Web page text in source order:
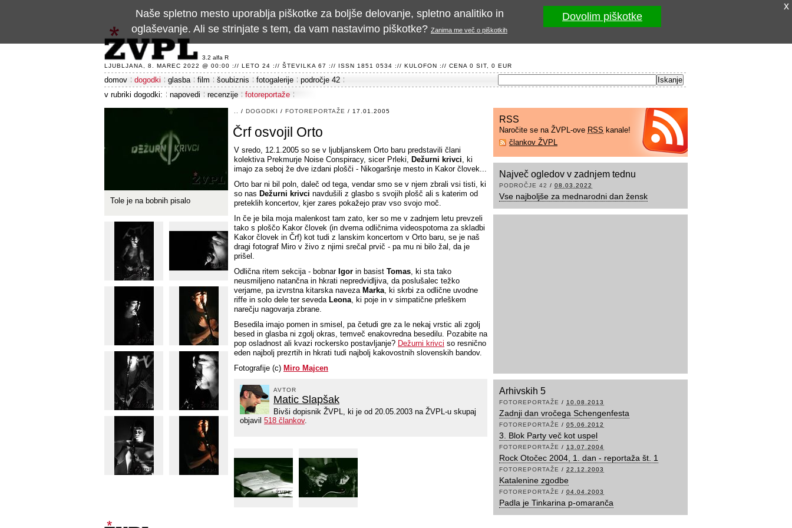
3.2 alfa R
LJUBLJANA, 8. MAREC 2022 @ 00:00 :// LETO 24 :// ŠTEVILKA 67 :// ISSN 1851 0534 :// KULOFON :// CENA 0 SIT, 0 EUR
domov dogodki glasba film šoubiznis fotogalerije
področje 42
v rubriki dogodki:
napovedi recenzije fotoreportaže
/ DOGODKI / FOTOREPORTAŽE / 17.01.2005
Črf osvojil Orto
V sredo, 12.1.2005 so se v ljubljanskem Orto baru predstavili člani
kolektiva Prekmurje Noise Conspiracy, sicer Prleki, Dežurni krivci, ki
imajo za seboj že dve izdani plošči - Nikogaršnje mesto in Kakor človek...
Orto bar ni bil poln, daleč od tega, vendar smo se v njem zbrali vsi tisti, ki
so nas Dežurni krivci navdušili z glasbo s svojih plošč ali s katerim od
preteklih koncertov, kjer zares pokažejo prav vso svojo moč.
In če je bila moja malenkost tam zato, ker so me v zadnjem letu prevzeli
tako s ploščo Kakor človek (in dvema odličnima videospotoma za skladbi
Kakor človek in Črf) kot tudi z lanskim koncertom v Orto baru, se je naš
dragi fotograf Miro v živo z njimi srečal prvič - pa mu ni bilo žal, da je
prišel.
Odlična ritem sekcija - bobnar Igor in basist Tomas, ki sta tako
neusmiljeno natančna in hkrati nepredvidljiva, da poslušalec težko
verjame, pa izvrstna kitarska naveza Marka, ki skrbi za odlične uvodne
riffe in solo dele ter seveda Leona, ki poje in v simpatične prleškem
narečju nagovarja zbrane.
Besedila imajo pomen in smisel, pa četudi gre za le nekaj vrstic ali zgolj
besed in glasba ni zgolj okras, temveč enakovredna besedilu. Pozabite na
pop osladnost ali kvazi rockersko postavljanje? Dežurni krivci so resnično
eden najbolj prezrtih in hkrati tudi najbolj kakovostnih slovenskih bandov.
Fotografije (c) Miro Majcen
AVTOR
Matic Slapšak
Bivši dopisnik ŽVPL, ki je od 20.05.2003 na ŽVPL-u skupaj
objavil 518 člankov.
Tole je na bobnih pisalo
RSS
Naročite se na ŽVPL-ove RSS kanale!
člankov ŽVPL
Največ ogledov v zadnjem tednu
PODROČJE 42 / 08.03.2022
Vse najboljše za mednarodni dan žensk
Arhivskih 5
FOTOREPORTAŽE / 10.08.2013
Zadnji dan vročega Schengenfesta
FOTOREPORTAŽE / 05.06.2012
3. Blok Party več kot uspel
FOTOREPORTAŽE / 13.07.2004
Rock Otočec 2004, 1. dan - reportaža št. 1
FOTOREPORTAŽE / 22.12.2003
Katalenine zgodbe
FOTOREPORTAŽE / 04.04.2003
Padla je Tinkarina p-omaranča
x
Naše spletno mesto uporablja piškotke za boljše delovanje, spletno analitiko in
oglaševanje. Ali se strinjate s tem, da vam nastavimo piškotke? Zanima me več o piškotkih
Dovolim piškotke